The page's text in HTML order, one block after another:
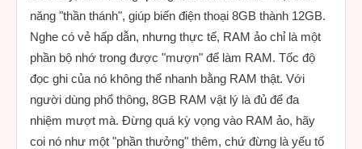
năng "thần thánh", giúp biến điện thoại 8GB thành 12GB.
Nghe có vẻ hấp dẫn, nhưng thực tế, RAM ảo chỉ là một
phần bộ nhớ trong được "mượn" để làm RAM. Tốc độ
đọc ghi của nó không thể nhanh bằng RAM thật. Với
người dùng phổ thông, 8GB RAM vật lý là đủ để đa
nhiệm mượt mà. Đừng quá kỳ vọng vào RAM ảo, hãy
coi nó như một "phần thưởng" thêm, chứ đừng là yếu tố